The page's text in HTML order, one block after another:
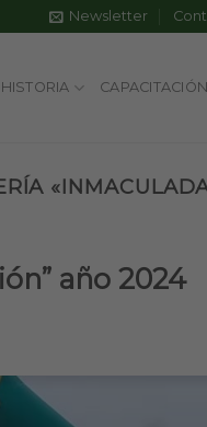
Newsletter
HISTORIA CAPACITACIÓN
año 2024